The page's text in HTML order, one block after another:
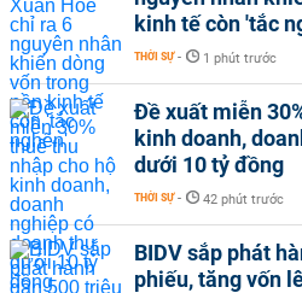
kinh tế còn 'tắc
THỜI SỰ - 1 phút trước
Đề xuất miễn
kinh doanh,
dưới 10 tỷ đồng
THỜI SỰ - 42 phút trước
BIDV sắp phát
phiếu, tăng vốn